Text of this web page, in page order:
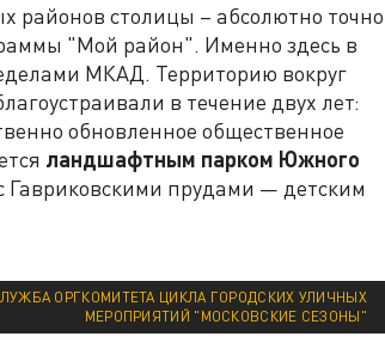
районов столицы – абсолютно точно
"Мой район". Именно здесь в
МКАД. Территорию вокруг
в течение двух лет:
обновленное общественное
ландшафтным парком Южного
Гавриковскими прудами — детским
ОРГКОМИТЕТА ЦИКЛА ГОРОДСКИХ УЛИЧНЫХ
МЕРОПРИЯТИЙ "МОСКОВСКИЕ СЕЗОНЫ"